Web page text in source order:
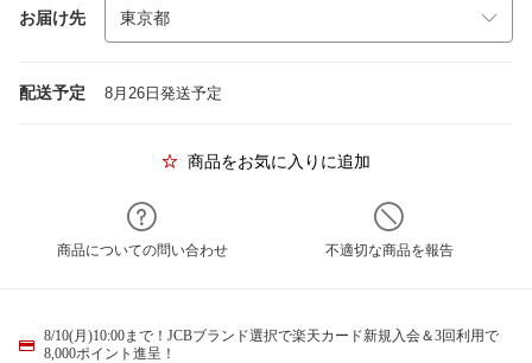
お届け先
配送予定 8月26日発送予定
商品をお気に入りに追加
商品についての問い合わせ 不適切な商品を報告
8/10(月)10:00まで！JCBブランド選択で楽天カード新規入会＆3回利用で
8,000ポイント進呈！